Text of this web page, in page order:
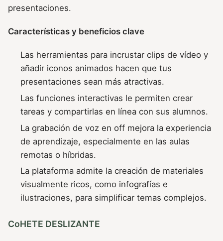
presentaciones.
Características y beneficios clave
Las herramientas para incrustar clips de vídeo y
añadir iconos animados hacen que tus
presentaciones sean más atractivas.
Las funciones interactivas le permiten crear
tareas y compartirlas en línea con sus alumnos.
La grabación de voz en off mejora la experiencia
de aprendizaje, especialmente en las aulas
remotas o híbridas.
La plataforma admite la creación de materiales
visualmente ricos, como infografías e
ilustraciones, para simplificar temas complejos.
CoHETE DESLIZANTE